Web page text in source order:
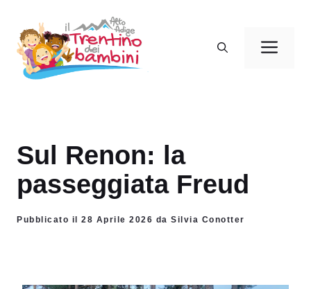
contenuto
Sul Renon: la
passeggiata Freud
Pubblicato il 28 Aprile 2026 da Silvia Conotter